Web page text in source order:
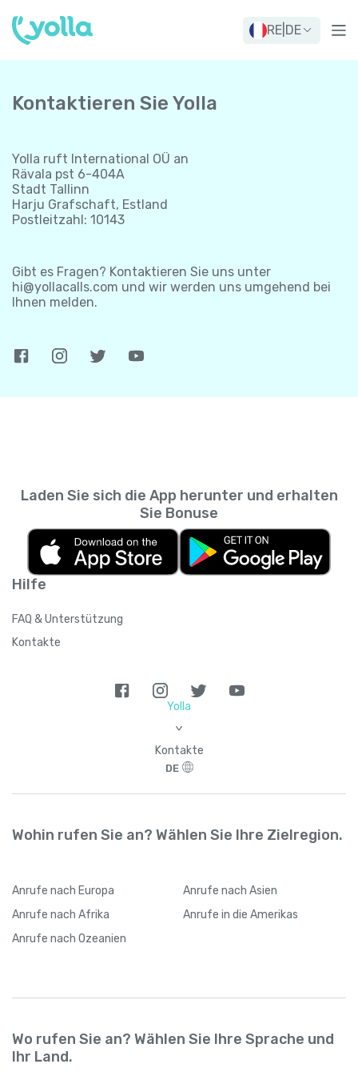
RE DE
Kontaktieren Sie Yolla
Yolla ruft International OÜ an
Rävala pst 6-404A
Stadt Tallinn
Harju Grafschaft, Estland
Postleitzahl: 10143
Gibt es Fragen? Kontaktieren Sie uns unter
hi@yollacalls.com und wir werden uns umgehend bei
Ihnen melden.
Hilfe
FAQ & Unterstützung
Kontakte
Laden Sie sich die App herunter und erhalten
Sie Bonuse
Yolla
>
Kontakte
DE
Wohin rufen Sie an? Wählen Sie Ihre Zielregion.
Anrufe nach Europa Anrufe nach Asien
Anrufe nach Afrika Anrufe in die Amerikas
Anrufe nach Ozeanien
Wo rufen Sie an? Wählen Sie Ihre Sprache und
Ihr Land.